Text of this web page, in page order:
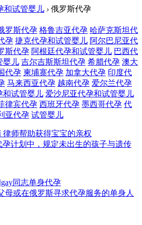
和试管婴儿 › 俄罗斯代孕
罗斯代孕 格鲁吉亚代孕 哈萨克斯坦代
孕 捷克代孕和试管婴儿 阿尔巴尼亚代
斯代孕 阿根廷代孕和试管婴儿 巴西代
婴儿 吉尔吉斯斯坦代孕 希腊代孕 澳大
代孕 柬埔寨代孕 加拿大代孕 印度代
马来西亚代孕 越南代孕 爱尔兰代孕
和试管婴儿 爱沙尼亚代孕和试管婴儿
律宾代孕 西班牙代孕 墨西哥代孕 代
亚代孕 试管婴儿
师帮助获得宝宝的亲权
孕计划中，规定未出生的孩子与遗传
同志单身代孕
母或在俄罗斯寻求代孕服务的单身人